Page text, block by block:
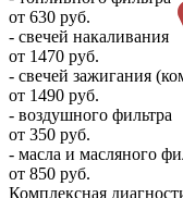
от 630 руб.
- свечей накаливания
от 1470 руб.
- свечей зажигания
от 1490 руб.
- воздушного фильтра
от 350 руб.
- масла и масляного
от 850 руб.
Комплексная